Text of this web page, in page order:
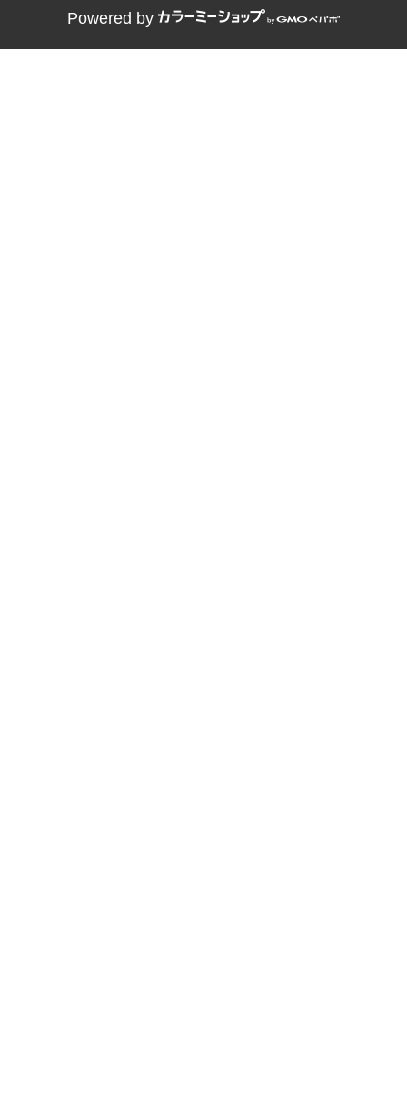
Powered by